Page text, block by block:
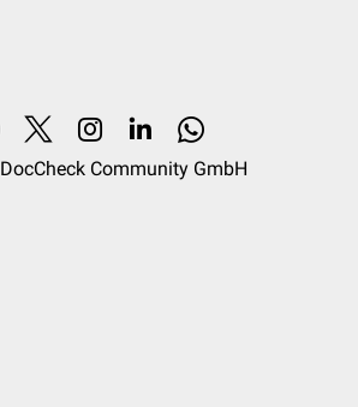
DocCheck Community GmbH